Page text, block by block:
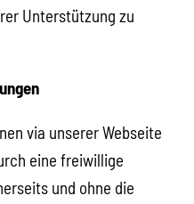
Unterstützung zu
via unserer Webseite
eine freiwillige
und ohne die